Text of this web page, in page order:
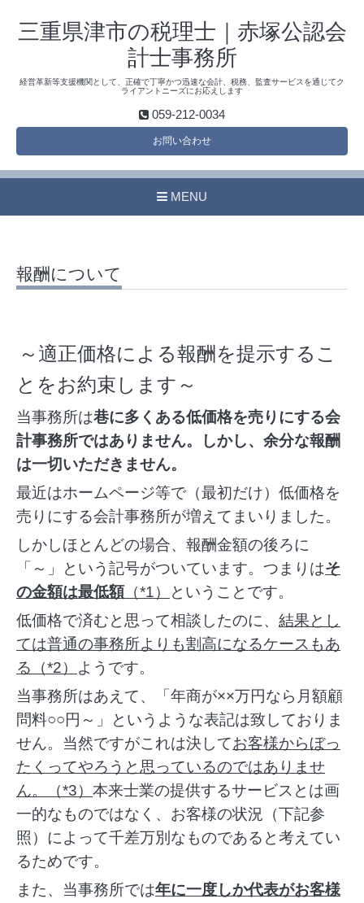
三重県津市の税理士｜赤塚公認会
計士事務所
経営革新等支援機関として、正確で丁寧かつ迅速な会計、税務、監査サービスを通じてク
ライアントニーズにお応えします
059-212-0034
お問い合わせ
MENU
報酬について
～適正価格による報酬を提示するこ
とをお約束します～
当事務所は巷に多くある低価格を売りにする会
計事務所ではありません。しかし、余分な報酬
は一切いただきません。
最近はホームページ等で（最初だけ）低価格を
売りにする会計事務所が増えてまいりました。
しかしほとんどの場合、報酬金額の後ろに
「～」という記号がついています。つまりはそ
の金額は最低額（*1）
ということです。
低価格で済むと思って相談したのに、 結果とし
ては普通の事務所よりも割高になるケースもあ
る（*2） ようです。
当事務所はあえて、「年商が××万円なら月額顧
問料○○円～」というような表記は致しておりま
せん。当然ですがこれは決してお客様からぼっ
たくってやろうと思っているのではありませ
ん。（*3） 本来士業の提供するサービスとは画
一的なものではなく、お客様の状況（下記参
照）によって千差万別なものであると考えてい
るためです。
また、当事務所では年に一度しか代表がお客様